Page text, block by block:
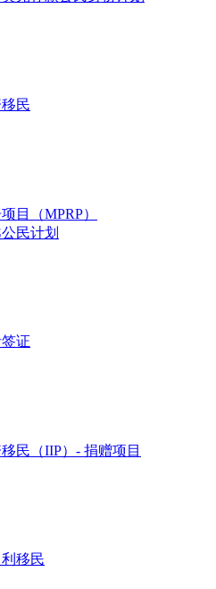
民
目（MPRP）
民计划
证
民（IIP）- 捐赠项目
移民